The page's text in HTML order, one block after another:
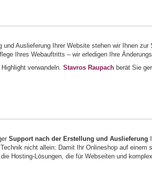
Auslieferung Ihrer Website stehen wir Ihnen
Ihres Webauftritts – wir erledigen Ihre
verwandeln. Stavros Raupach berät Sie
Support nach der Erstellung und Auslieferung
nicht allein: Damit Ihr Onlineshop auf einem
Hosting-Lösungen, die für Webseiten und